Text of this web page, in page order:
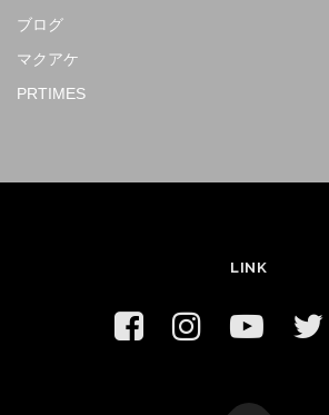
ブログ
マクアケ
PRTIMES
LINK